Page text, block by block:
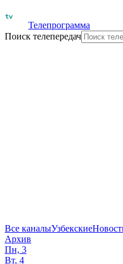
Телепрограмма
Поиск телепередач
Все каналыУзбекские
Архив
Пн, 3
Вт, 4